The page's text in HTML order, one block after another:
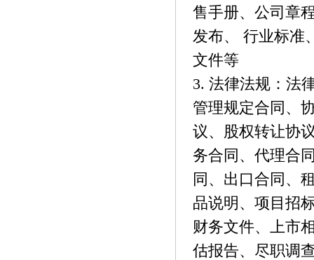
售手册、公司章
发布、 行业标准
文件等
3. 法律法规：法
管理规定合同、
议、股权转让协
务合同、代理合
同、出口合同、
品说明、项目招
财务文件、上市
估报告、尽职调